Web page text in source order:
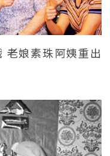
老娘素珠阿姨重出